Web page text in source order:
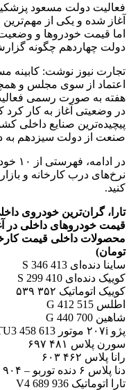
فعالیت دولت مسعود
آغاز شده و یکی از
اما قیمت خودروها و
دولت چهاردهم چگونه
تجارت نیوز نوشت: کابینه
اعتماد از سوی مجلس و
هفته به صورت رسمی
در وضعیتی آغاز به کار
پیچیده‌ترین صنایع داخلی
صنعت از دولت سیزدهم
در
نرخ‌های درب کارخانه و
کنید.
تارا، گران‌ترین خودروی
قیمت خودروهای داخلی در
محصولات داخلی قیمت
تومان)
ساینا دنده‌ای S 346 413
کوییک دنده‌ای S 299 410
کوییک اتوماتیک ۳۵۲ ۵۳۹
اطلس G 412 515
شاهین G 440 700
پژو ۲۰۷i موتور TU3 458 613
سورن پلاس ۴۸۱ ۶۹۷
رانا پلاس ۴۶۲ ۶۰۳
دنا پلاس ۶ دنده توربو – ۹۰۴
تارا اتوماتیک V4 689 936